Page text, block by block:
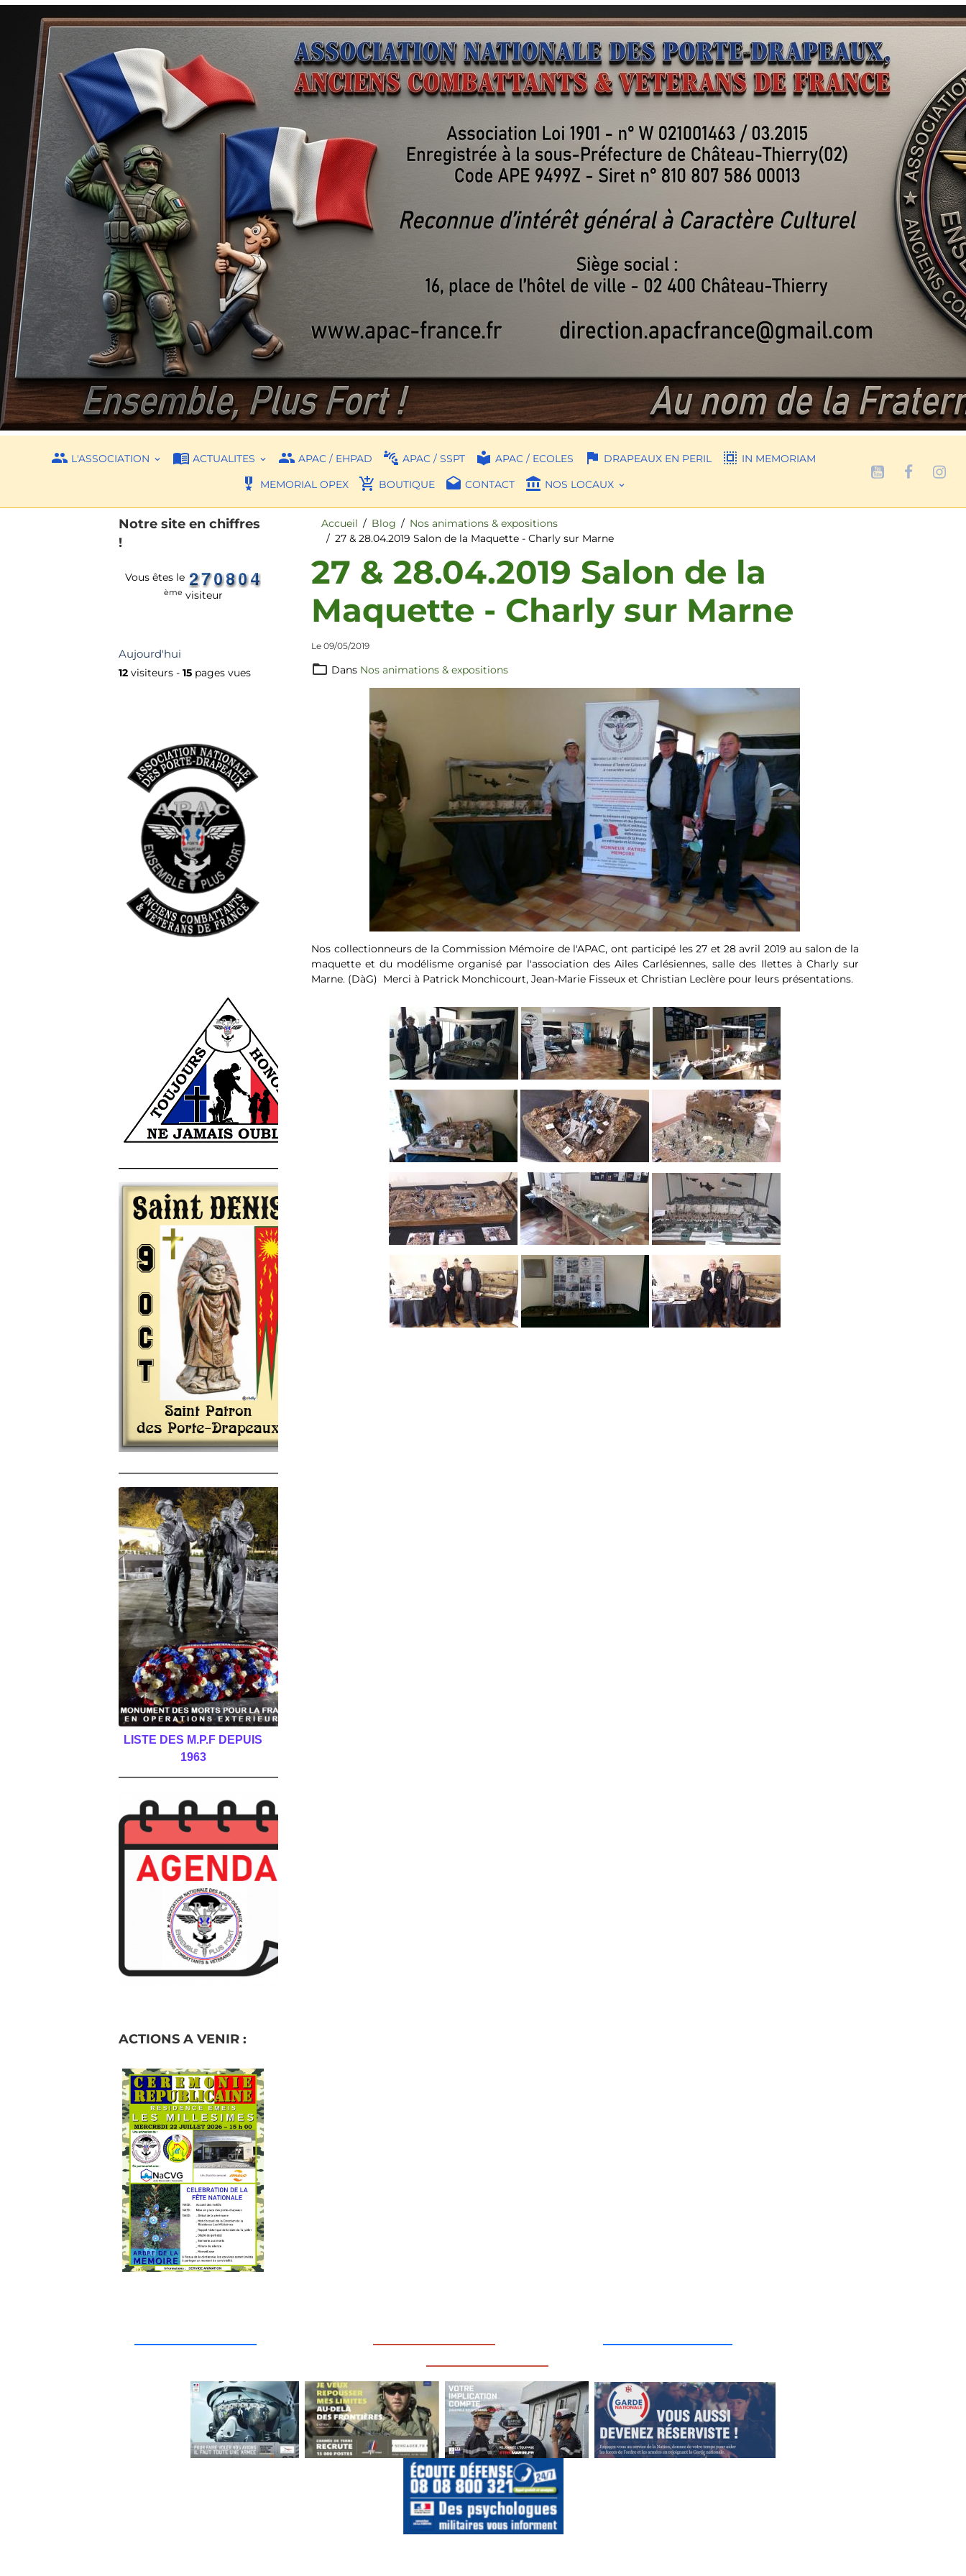
L'ASSOCIATION ACTUALITES APAC / EHPAD APAC / SSPT APAC / ECOLES DRAPEAUX EN PERIL
IN MEMORIAM
MEMORIAL OPEX
BOUTIQUE CONTACT NOS LOCAUX
Accueil Blog
Nos animations & expositions
27 & 28.04.2019 Salon de la Maquette - Charly sur Marne
27 & 28.04.2019 Salon de la
Maquette - Charly sur Marne
Le 09/05/2019
Dans Nos animations & expositions
Nos collectionneurs de la Commission Mémoire de l'APAC, ont participé les 27 et 28 avril 2019 au salon de la
maquette et du modélisme organisé par l'association des Ailes Carlésiennes, salle des Ilettes à Charly sur
Marne. (DàG) Merci à Patrick Monchicourt, Jean-Marie Fisseux et Christian Leclère pour leurs présentations.
Notre site en chiffres
!
Vous êtes le
ème visiteur
Aujourd'hui
12 visiteurs -15 pages vues
LISTE DES M.P.F DEPUIS
1963
ACTIONS A VENIR :